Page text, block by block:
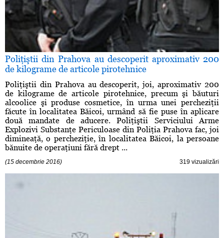
Poliţiştii din Prahova au descoperit aproximativ 200
de kilograme de articole pirotehnice
Poliţiştii din Prahova au descoperit, joi, aproximativ 200
de kilograme de articole pirotehnice, precum şi băuturi
alcoolice şi produse cosmetice, în urma unei percheziţii
făcute în localitatea Băicoi, urmând să fie puse în aplicare
două mandate de aducere. Poliţiştii Serviciului Arme
Explozivi Substanţe Periculoase din Poliţia Prahova fac, joi
dimineaţă, o percheziţie, în localitatea Băicoi, la persoane
bănuite de operaţiuni fără drept ...
(15 decembrie 2016) 319 vizualizări